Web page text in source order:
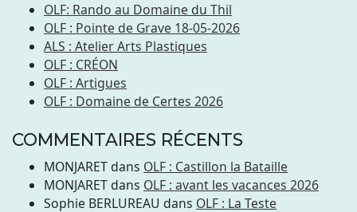
OLF: Rando au Domaine du Thil
OLF : Pointe de Grave 18-05-2026
ALS : Atelier Arts Plastiques
OLF : CRÉON
OLF : Artigues
OLF : Domaine de Certes 2026
COMMENTAIRES RÉCENTS
MONJARETdans OLF : Castillon la Bataille
MONJARETdans OLF : avant les vacances 2026
Sophie BERLUREAU dans OLF : La Teste